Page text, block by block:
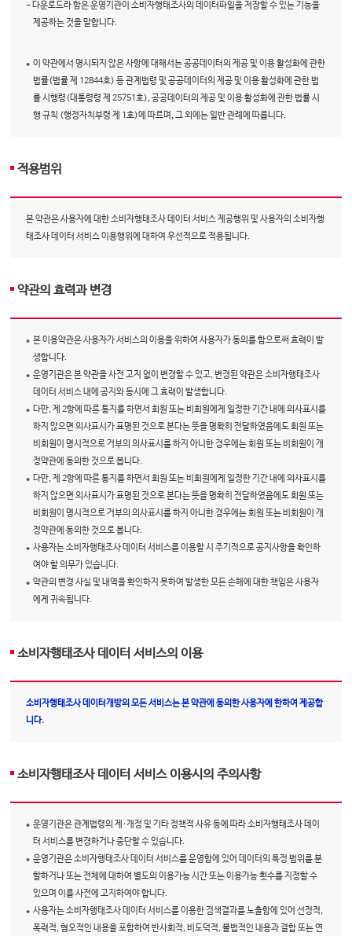
- 다운로드라 함은 운영기관이 소비자행태조사의 데이터파일을 저장할 수 있는 기능을
제공하는 것을 말합니다.
이 약관에서 명시되지 않은 사항에 대해서는 공공데이터의 제공 및 이용 활성화에 관한
법률(법률 제 12844호) 등 관계법령 및 공공데이터의 제공 및 이용 활성화에 관한 법
률 시행령(대통령령 제 25751호), 공공데이터의 제공 및 이용 활성화에 관한 법률 시
행 규칙 (행정자치부령 제 1호)에 따르며, 그 외에는 일반 관례에 따릅니다.
적용범위
본 약관은 사용자에 대한 소비자행태조사 데이터 서비스 제공행위 및 사용자의 소비자행
태조사 데이터 서비스 이용행위에 대하여 우선적으로 적용됩니다.
약관의 효력과 변경
본 이용약관은 사용자가 서비스의 이용을 위하여 사용자가 동의를 함으로써 효력이 발
생합니다.
운영기관은 본 약관을 사전 고지 없이 변경할 수 있고, 변경된 약관은 소비자행태조사
데이터 서비스 내에 공지와 동시에 그 효력이 발생합니다.
다만, 제 2항에 따른 통지를 하면서 회원 또는 비회원에게 일정한 기간 내에 의사표시를
하지 않으면 의사표시가 표명된 것으로 본다는 뜻을 명확히 전달하였음에도 회원 또는
비회원이 명시적으로 거부의 의사표시를 하지 아니한 경우에는 회원 또는 비회원이 개
정약관에 동의한 것으로 봅니다.
다만, 제 2항에 따른 통지를 하면서 회원 또는 비회원에게 일정한 기간 내에 의사표시를
하지 않으면 의사표시가 표명된 것으로 본다는 뜻을 명확히 전달하였음에도 회원 또는
비회원이 명시적으로 거부의 의사표시를 하지 아니한 경우에는 회원 또는 비회원이 개
정약관에 동의한 것으로 봅니다.
사용자는 소비자행태조사 데이터 서비스를 이용할 시 주기적으로 공지사항을 확인하
여야 할 의무가 있습니다.
약관의 변경 사실 및 내역을 확인하지 못하여 발생한 모든 손해에 대한 책임은 사용자
에게 귀속됩니다.
소비자행태조사 데이터 서비스의 이용
소비자행태조사 데이터개방의 모든 서비스는 본 약관에 동의한 사용자에 한하여 제공합
니다.
소비자행태조사 데이터 서비스 이용시의 주의사항
운영기관은 관계법령의 제·개정 및 기타 정책적 사유 등에 따라 소비자행태조사 데이
터 서비스를 변경하거나 중단할 수 있습니다.
운영기관은 소비자행태조사 데이터 서비스를 운영함에 있어 데이터의 특정 범위를 분
할하거나 또는 전체에 대하여 별도의 이용가능 시간 또는 이용가능 횟수를 지정할 수
있으며 이를 사전에 고지하여야 합니다.
사용자는 소비자행태조사 데이터 서비스를 이용한 검색결과를 노출함에 있어 선정적,
폭력적, 혐오적인 내용을 포함하여 반사회적, 비도덕적, 불법적인 내용과 결합 또는 연